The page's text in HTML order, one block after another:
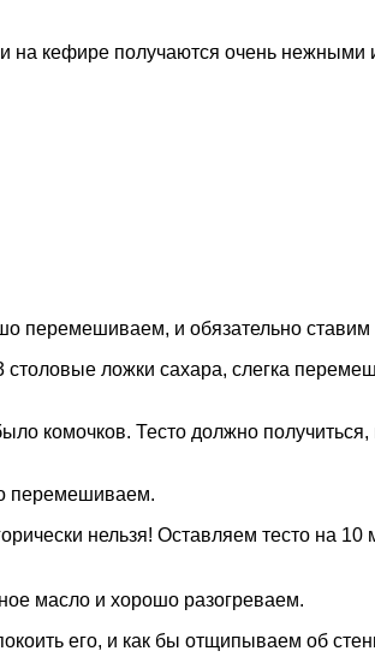
на кефире получаются очень
и обязательно ставим
ложки сахара, слегка
Тесто должно получиться,
перемешиваем.
нельзя! Оставляем тесто на
масло и хорошо разогреваем.
его, и как бы отщипываем об